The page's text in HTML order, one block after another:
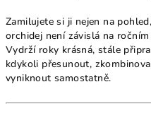
Zamilujete si ji nejen na
orchidej není závislá na
Vydrží roky krásná, stále
kdykoli přesunout,
vyniknout samostatně.